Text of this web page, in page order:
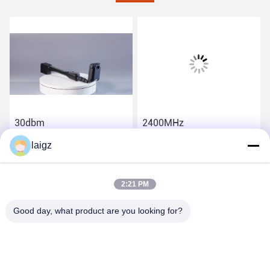
30dbm
verbindingsdetector met
Opsporingsafstand
120200mm en Lithum-
2400MHz
Opsporingsafstand en
Lichtgewicht
laigz
2:21 PM
Good day, what product are you looking for?